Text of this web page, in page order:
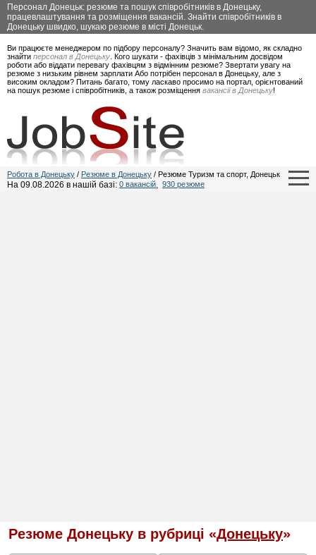
Персонал Донецьк: резюме та пошук співробітників в Донецьку,
працевлаштування та розміщення вакансій. Знайти співробітників в
Донецьку швидко, шукаю резюме в місті Донецьк.
Ви працюєте менеджером по підбору персоналу? Значить вам відомо, як складно
знайти персонал в Донецьку . Кого шукати - фахівців з мінімальним досвідом
роботи або віддати перевагу фахівцям з відмінним резюме? Звертати увагу на
резюме з низьким рівнем зарплати Або потрібен персонал в Донецьку, але з
високим окладом? Питань багато, тому ласкаво просимо на портал, орієнтований
на пошук резюме і співробітників, а також розміщення вакансії в Донецьку!
Робота в Донецьку / Резюме в Донецьку / Резюме Туризм та спорт, Донецьк
На 09.08.2026 в нашій базі: 0 вакансій, 930 резюме
Резюме Донецьку в рубриці «Донецьку»